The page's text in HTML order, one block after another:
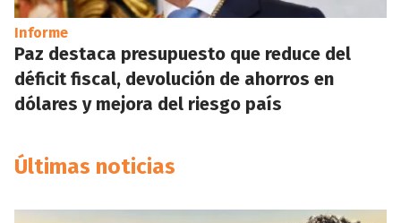
Informe
Paz destaca presupuesto que reduce del
déficit fiscal, devolución de ahorros en
dólares y mejora del riesgo país
Últimas noticias